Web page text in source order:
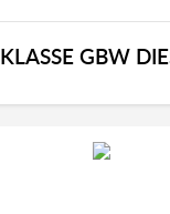
KLASSE GBW